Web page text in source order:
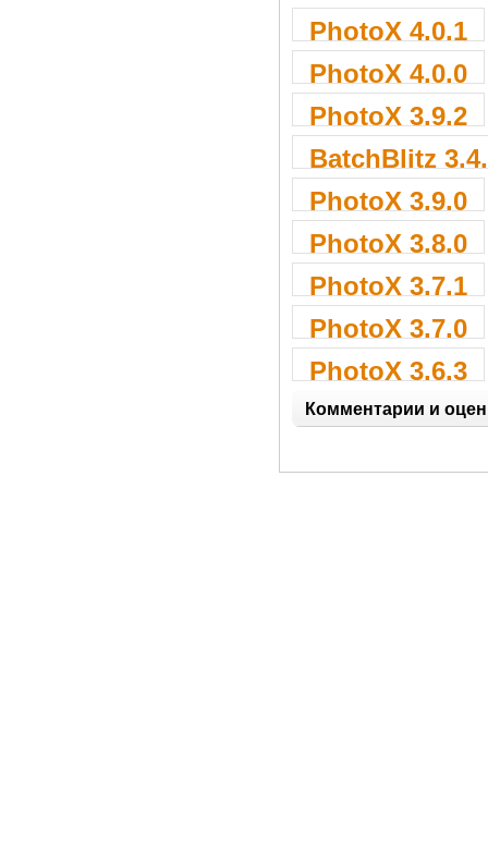
PhotoX 4.0.1
PhotoX 4.0.0
PhotoX 3.9.2
BatchBlitz
PhotoX 3.9.0
PhotoX 3.8.0
PhotoX 3.7.1
PhotoX 3.7.0
PhotoX 3.6.3
Комментарии и